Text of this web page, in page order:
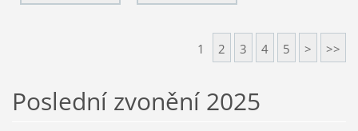
1 2 3 4 5 > >>
Poslední zvonění 2025